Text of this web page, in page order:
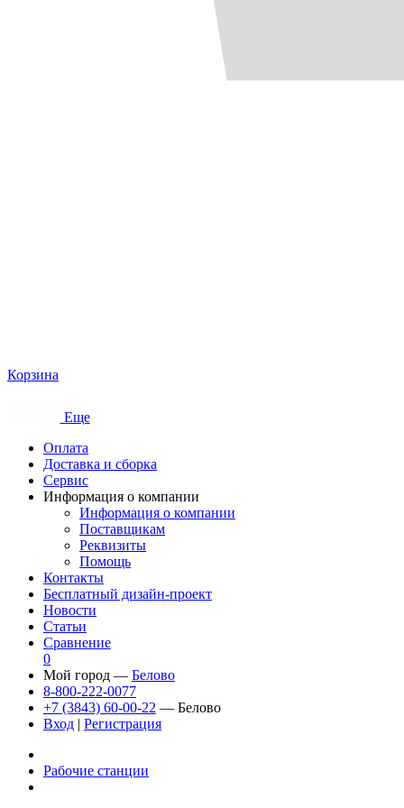
Корзина
Еще
Оплата
Доставка и сборка
Сервис
Информация о компании
Информация о компании
Поставщикам
Реквизиты
Помощь
Контакты
Бесплатный дизайн-проект
Новости
Статьи
Сравнение
0
Мой город — Белово
8-800-222-0077
+7 (3843) 60-00-22 — Белово
Вход | Регистрация
Рабочие станции